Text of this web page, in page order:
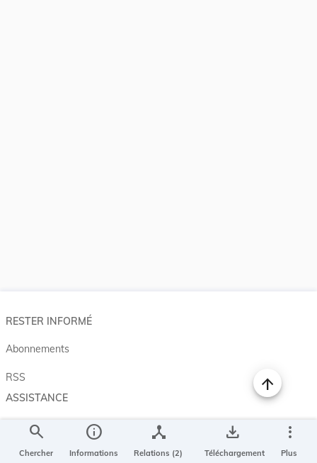
search
Chercher
info
Informations
device_hub
Relations (2)
save_alt
Téléchargement
more_vert
Plus
RESTER INFORMÉ
Abonnements
RSS
ASSISTANCE
Aide et à propos
Projet Casemates